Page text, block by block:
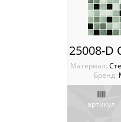
Материал:
Бренд:
артикул